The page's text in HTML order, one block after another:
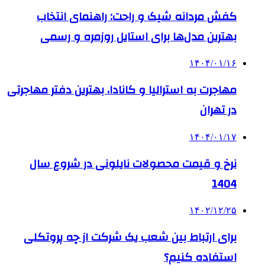
کفش مردانه شیک و راحت: راهنمای انتخاب
بهترین مدل‌ها برای استایل روزمره و رسمی
۱۴۰۴/۰۱/۱۶
مهاجرت به استرالیا و کانادا، بهترین دفتر مهاجرتی
در تهران
۱۴۰۴/۰۱/۱۷
نرخ و قیمت محصولات نایلونی در شروع سال
1404
۱۴۰۲/۱۲/۲۵
برای ارتباط بین شعب یک شرکت از چه پروتکلی
استفاده کنیم؟